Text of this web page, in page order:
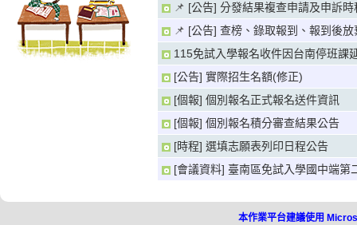
📌 [公告] 分發結果複查申請及申訴時
📌 [公告] 查榜、錄取報到、報到後放
115免試入學報名收件因台南停班課
[公告] 實際招生名額(修正)
[個報] 個別報名正式報名送件資訊
[個報] 個別報名積分審查結果公告
[時程] 選填志願表列印日程公告
[會議資料] 臺南區免試入學國中端第
本作業平台建議使用